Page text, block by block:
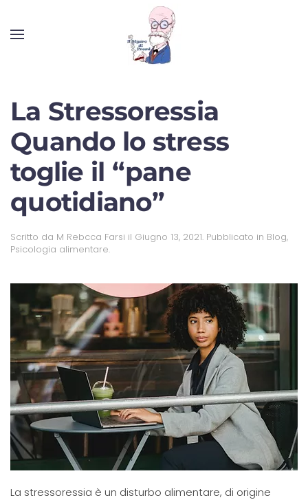
La Stressoressia
Quando lo stress
toglie il “pane
quotidiano”
Scritto da M Rebcca Farsi il Giugno 13, 2021. Pubblicato in Blog,
Psicologia alimentare.
​La stressoressia è un disturbo alimentare, di origine